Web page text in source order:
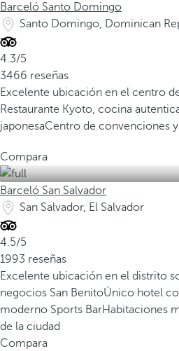
Barceló Santo Domingo
Santo Domingo, Dominican
4.3/5
3466 reseñas
Excelente ubicación en el centro
Restaurante Kyoto, cocina
japonesaCentro de convenciones
Compara
Barceló San Salvador
San Salvador, El Salvador
4.5/5
1993 reseñas
Excelente ubicación en el distrito
negocios San BenitoÚnico hotel
moderno Sports BarHabitaciones
de la ciudad
Compara